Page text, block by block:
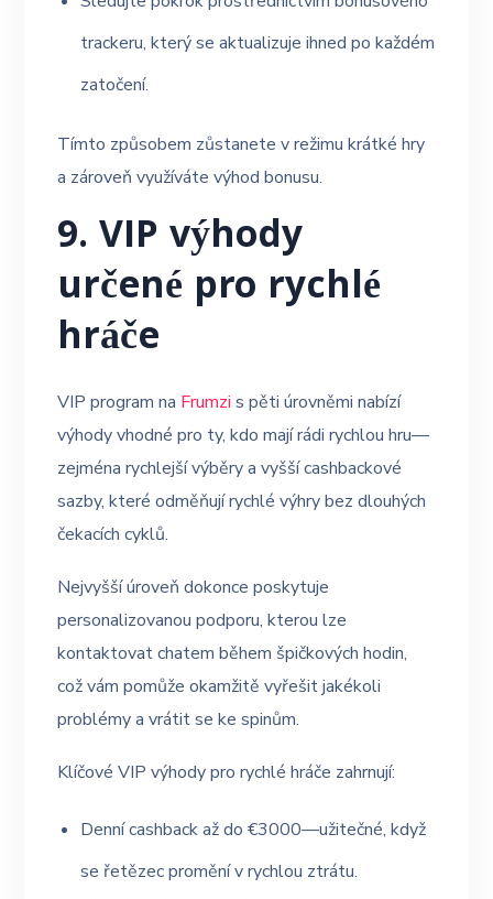
trackeru, který se aktualizuje ihned po každém
zatočení.
Tímto způsobem zůstanete v režimu krátké hry
a zároveň využíváte výhod bonusu.
9. VIP výhody
určené pro rychlé
hráče
VIP program na Frumzi s pěti úrovněmi nabízí
výhody vhodné pro ty, kdo mají rádi rychlou hru—
zejména rychlejší výběry a vyšší cashbackové
sazby, které odměňují rychlé výhry bez dlouhých
čekacích cyklů.
Nejvyšší úroveň dokonce poskytuje
personalizovanou podporu, kterou lze
kontaktovat chatem během špičkových hodin,
což vám pomůže okamžitě vyřešit jakékoli
problémy a vrátit se ke spinům.
Klíčové VIP výhody pro rychlé hráče zahrnují:
Denní cashback až do €3000—užitečné, když
se řetězec promění v rychlou ztrátu.